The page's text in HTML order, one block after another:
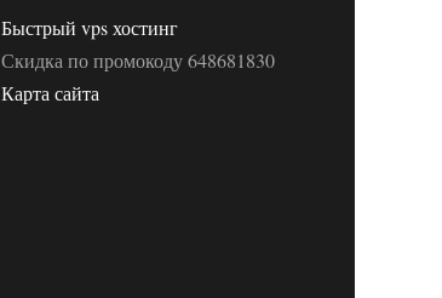
Быстрый vps хостинг
Скидка по промокоду 648681830
Карта сайта